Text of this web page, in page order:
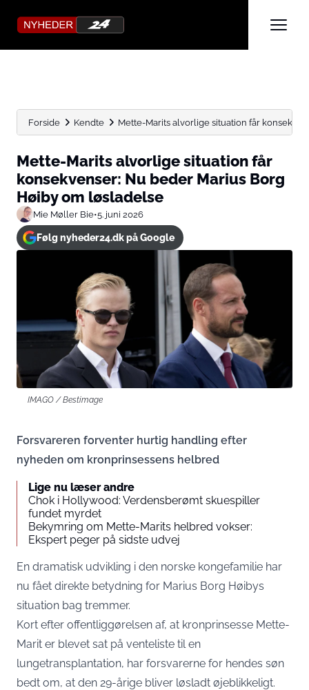
Forside Kendte Mette-Marits alvorlige situation får
Mette-Marits alvorlige situation får
konsekvenser: Nu beder Marius Borg
Høiby om løsladelse
Mie Møller Bie•5. juni 2026
Følg nyheder24.dk på Google
IMAGO / Bestimage
Forsvareren forventer hurtig handling efter
nyheden om kronprinsessens helbred
Lige nu læser andre
Chok i Hollywood: Verdensberømt skuespiller
fundet myrdet
Bekymring om Mette-Marits helbred vokser:
Ekspert peger på sidste udvej
En dramatisk udvikling i den norske kongefamilie har
nu fået direkte betydning for Marius Borg Høibys
situation bag tremmer.
Kort efter offentliggørelsen af, at kronprinsesse Mette-
Marit er blevet sat på venteliste til en
lungetransplantation, har forsvarerne for hendes søn
bedt om, at den 29-årige bliver løsladt øjeblikkeligt.